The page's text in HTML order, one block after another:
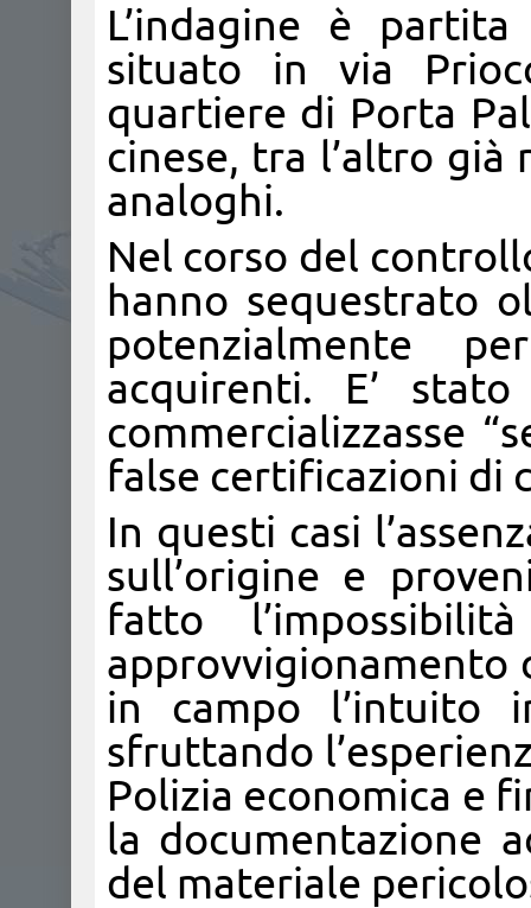
L’indagine è
situato in via
quartiere di Porta
cinese, tra l’altro
analoghi.
Nel corso del
hanno sequestrato
potenzialmente
acquirenti. E’
commercializzasse
false certificazioni di
In questi casi
sull’origine e
fatto
approvvigionamento
in campo l’intuito
sfruttando
Polizia economica e
la documentazione
del materiale